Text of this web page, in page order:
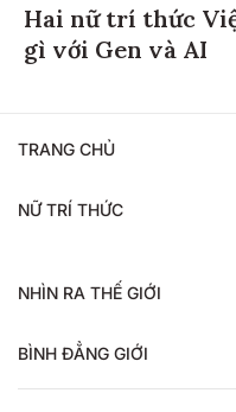
Hai nữ trí thức
gì với Gen và AI
TRANG CHỦ
NỮ TRÍ THỨC
NHÌN RA THẾ GIỚI
BÌNH ĐẲNG GIỚI